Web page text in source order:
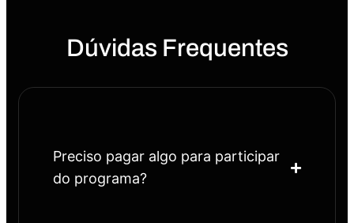
Dúvidas Frequentes
Preciso pagar algo para participar
do programa?